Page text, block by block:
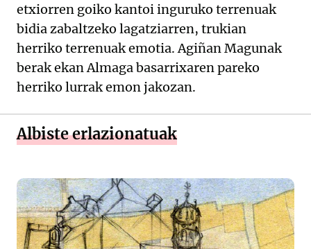
etxiorren goiko kantoi inguruko terrenuak
bidia zabaltzeko lagatziarren, trukian
herriko terrenuak emotia. Agiñan Magunak
berak ekan Almaga basarrixaren pareko
herriko lurrak emon jakozan.
Albiste erlazionatuak